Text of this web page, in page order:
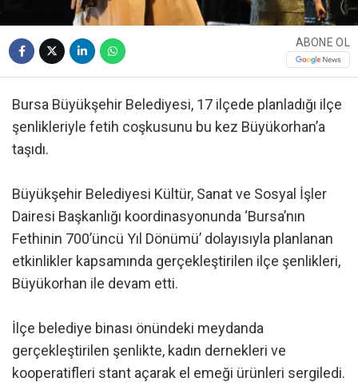
ABONE OL
Bursa Büyükşehir Belediyesi, 17 ilçede planladığı ilçe
şenlikleriyle fetih coşkusunu bu kez Büyükorhan’a
taşıdı.
Büyükşehir Belediyesi Kültür, Sanat ve Sosyal İşler
Dairesi Başkanlığı koordinasyonunda ‘Bursa’nın
Fethinin 700’üncü Yıl Dönümü’ dolayısıyla planlanan
etkinlikler kapsamında gerçekleştirilen ilçe şenlikleri,
Büyükorhan ile devam etti.
İlçe belediye binası önündeki meydanda
gerçekleştirilen şenlikte, kadın dernekleri ve
kooperatifleri stant açarak el emeği ürünleri sergiledi.